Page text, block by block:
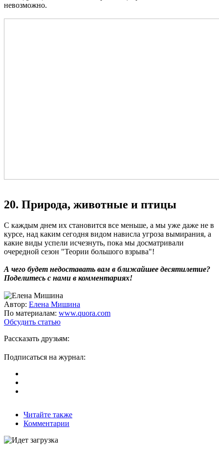
невозможно.
20. Природа, животные и птицы
С каждым днем их становится все меньше, а мы уже даже не в
курсе, над каким сегодня видом нависла угроза вымирания, а
какие виды успели исчезнуть, пока мы досматривали
очередной сезон "Теории большого взрыва"!
А чего будет недоставать вам в ближайшее десятилетие?
Поделитесь с нами в комментариях!
Автор: Елена Мишина
По материалам: www.quora.com
Обсудить статью
Рассказать друзьям:
Подписаться на журнал:
Читайте также
Комментарии